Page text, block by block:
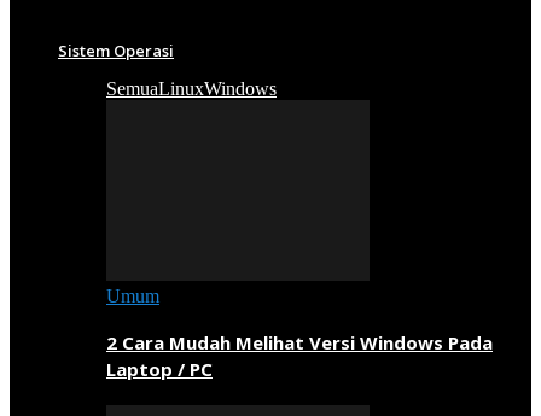
Sistem Operasi
SemuaLinuxWindows
Umum
2 Cara Mudah Melihat Versi Windows Pada
Laptop / PC